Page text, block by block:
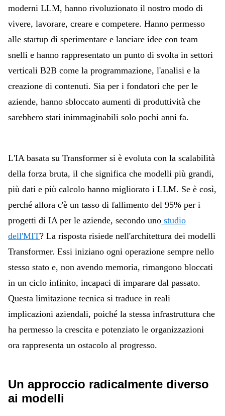
moderni LLM, hanno rivoluzionato il nostro modo di
vivere, lavorare, creare e competere. Hanno permesso
alle startup di sperimentare e lanciare idee con team
snelli e hanno rappresentato un punto di svolta in settori
verticali B2B come la programmazione, l'analisi e la
creazione di contenuti. Sia per i fondatori che per le
aziende, hanno sbloccato aumenti di produttività che
sarebbero stati inimmaginabili solo pochi anni fa.
L'IA basata su Transformer si è evoluta con la scalabilità
della forza bruta, il che significa che modelli più grandi,
più dati e più calcolo hanno migliorato i LLM. Se è così,
perché allora c'è un tasso di fallimento del 95% per i
progetti di IA per le aziende, secondo uno studio
dell'MIT? La risposta risiede nell'architettura dei modelli
Transformer. Essi iniziano ogni operazione sempre nello
stesso stato e, non avendo memoria, rimangono bloccati
in un ciclo infinito, incapaci di imparare dal passato.
Questa limitazione tecnica si traduce in reali
implicazioni aziendali, poiché la stessa infrastruttura che
ha permesso la crescita e potenziato le organizzazioni
ora rappresenta un ostacolo al progresso.
Un approccio radicalmente diverso
ai modelli